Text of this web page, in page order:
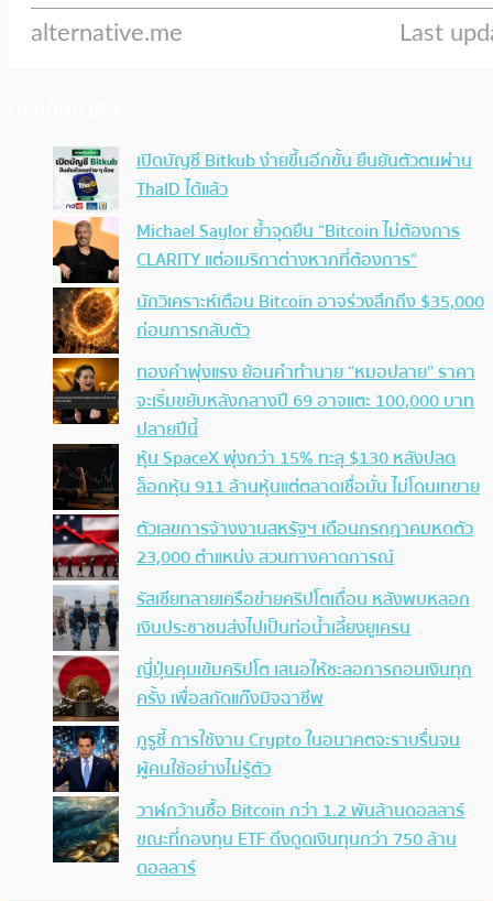
เปิดบัญชี Bitkub ง่ายขึ้นอีกขั้น ยืนยันตัวตนผ่าน
ThaID ได้แล้ว
Michael Saylor ย้ำจุดยืน “Bitcoin ไม่ต้องการ
CLARITY แต่อเมริกาต่างหากที่ต้องการ”
นักวิเคราะห์เตือน Bitcoin อาจร่วงลึกถึง $35,000
ก่อนการกลับตัว
ทองคำพุ่งแรง ย้อนคำทำนาย “หมอปลาย” ราคา
จะเริ่มขยับหลังกลางปี 69 อาจแตะ 100,000 บาท
ปลายปีนี้
หุ้น SpaceX พุ่งกว่า 15% ทะลุ $130 หลังปลด
ล็อกหุ้น 911 ล้านหุ้นแต่ตลาดเชื่อมั่น ไม่โดนเทขาย
ตัวเลขการจ้างงานสหรัฐฯ เดือนกรกฎาคมหดตัว
23,000 ตำแหน่ง สวนทางคาดการณ์
รัสเซียทลายเครือข่ายคริปโตเถื่อน หลังพบหลอก
เงินประชาชนส่งไปเป็นท่อน้ำเลี้ยงยูเครน
ญี่ปุ่นคุมเข้มคริปโต เสนอให้ชะลอการถอนเงินทุก
ครั้ง เพื่อสกัดแก๊งมิจฉาชีพ
กูรูชี้ การใช้งาน Crypto ในอนาคตจะราบรื่นจน
ผู้คนใช้อย่างไม่รู้ตัว
วาฬกว้านซื้อ Bitcoin กว่า 1.2 พันล้านดอลลาร์
ขณะที่กองทุน ETF ดึงดูดเงินทุนกว่า 750 ล้าน
ดอลลาร์